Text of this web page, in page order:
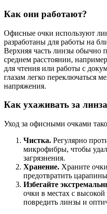
Как они работают?
Офисные очки используют
разработаны для работы на
Верхняя часть линзы обычно
среднем расстоянии,
для чтения или работы с
глазам легко переключаться
напряжения.
Как ухаживать за
Уход за офисными очками
Чистка. Регулярно
микрофибры, чтобы
загрязнения.
Хранение. Храните
предотвратить
Избегайте
очки в местах с
повредить линзы и